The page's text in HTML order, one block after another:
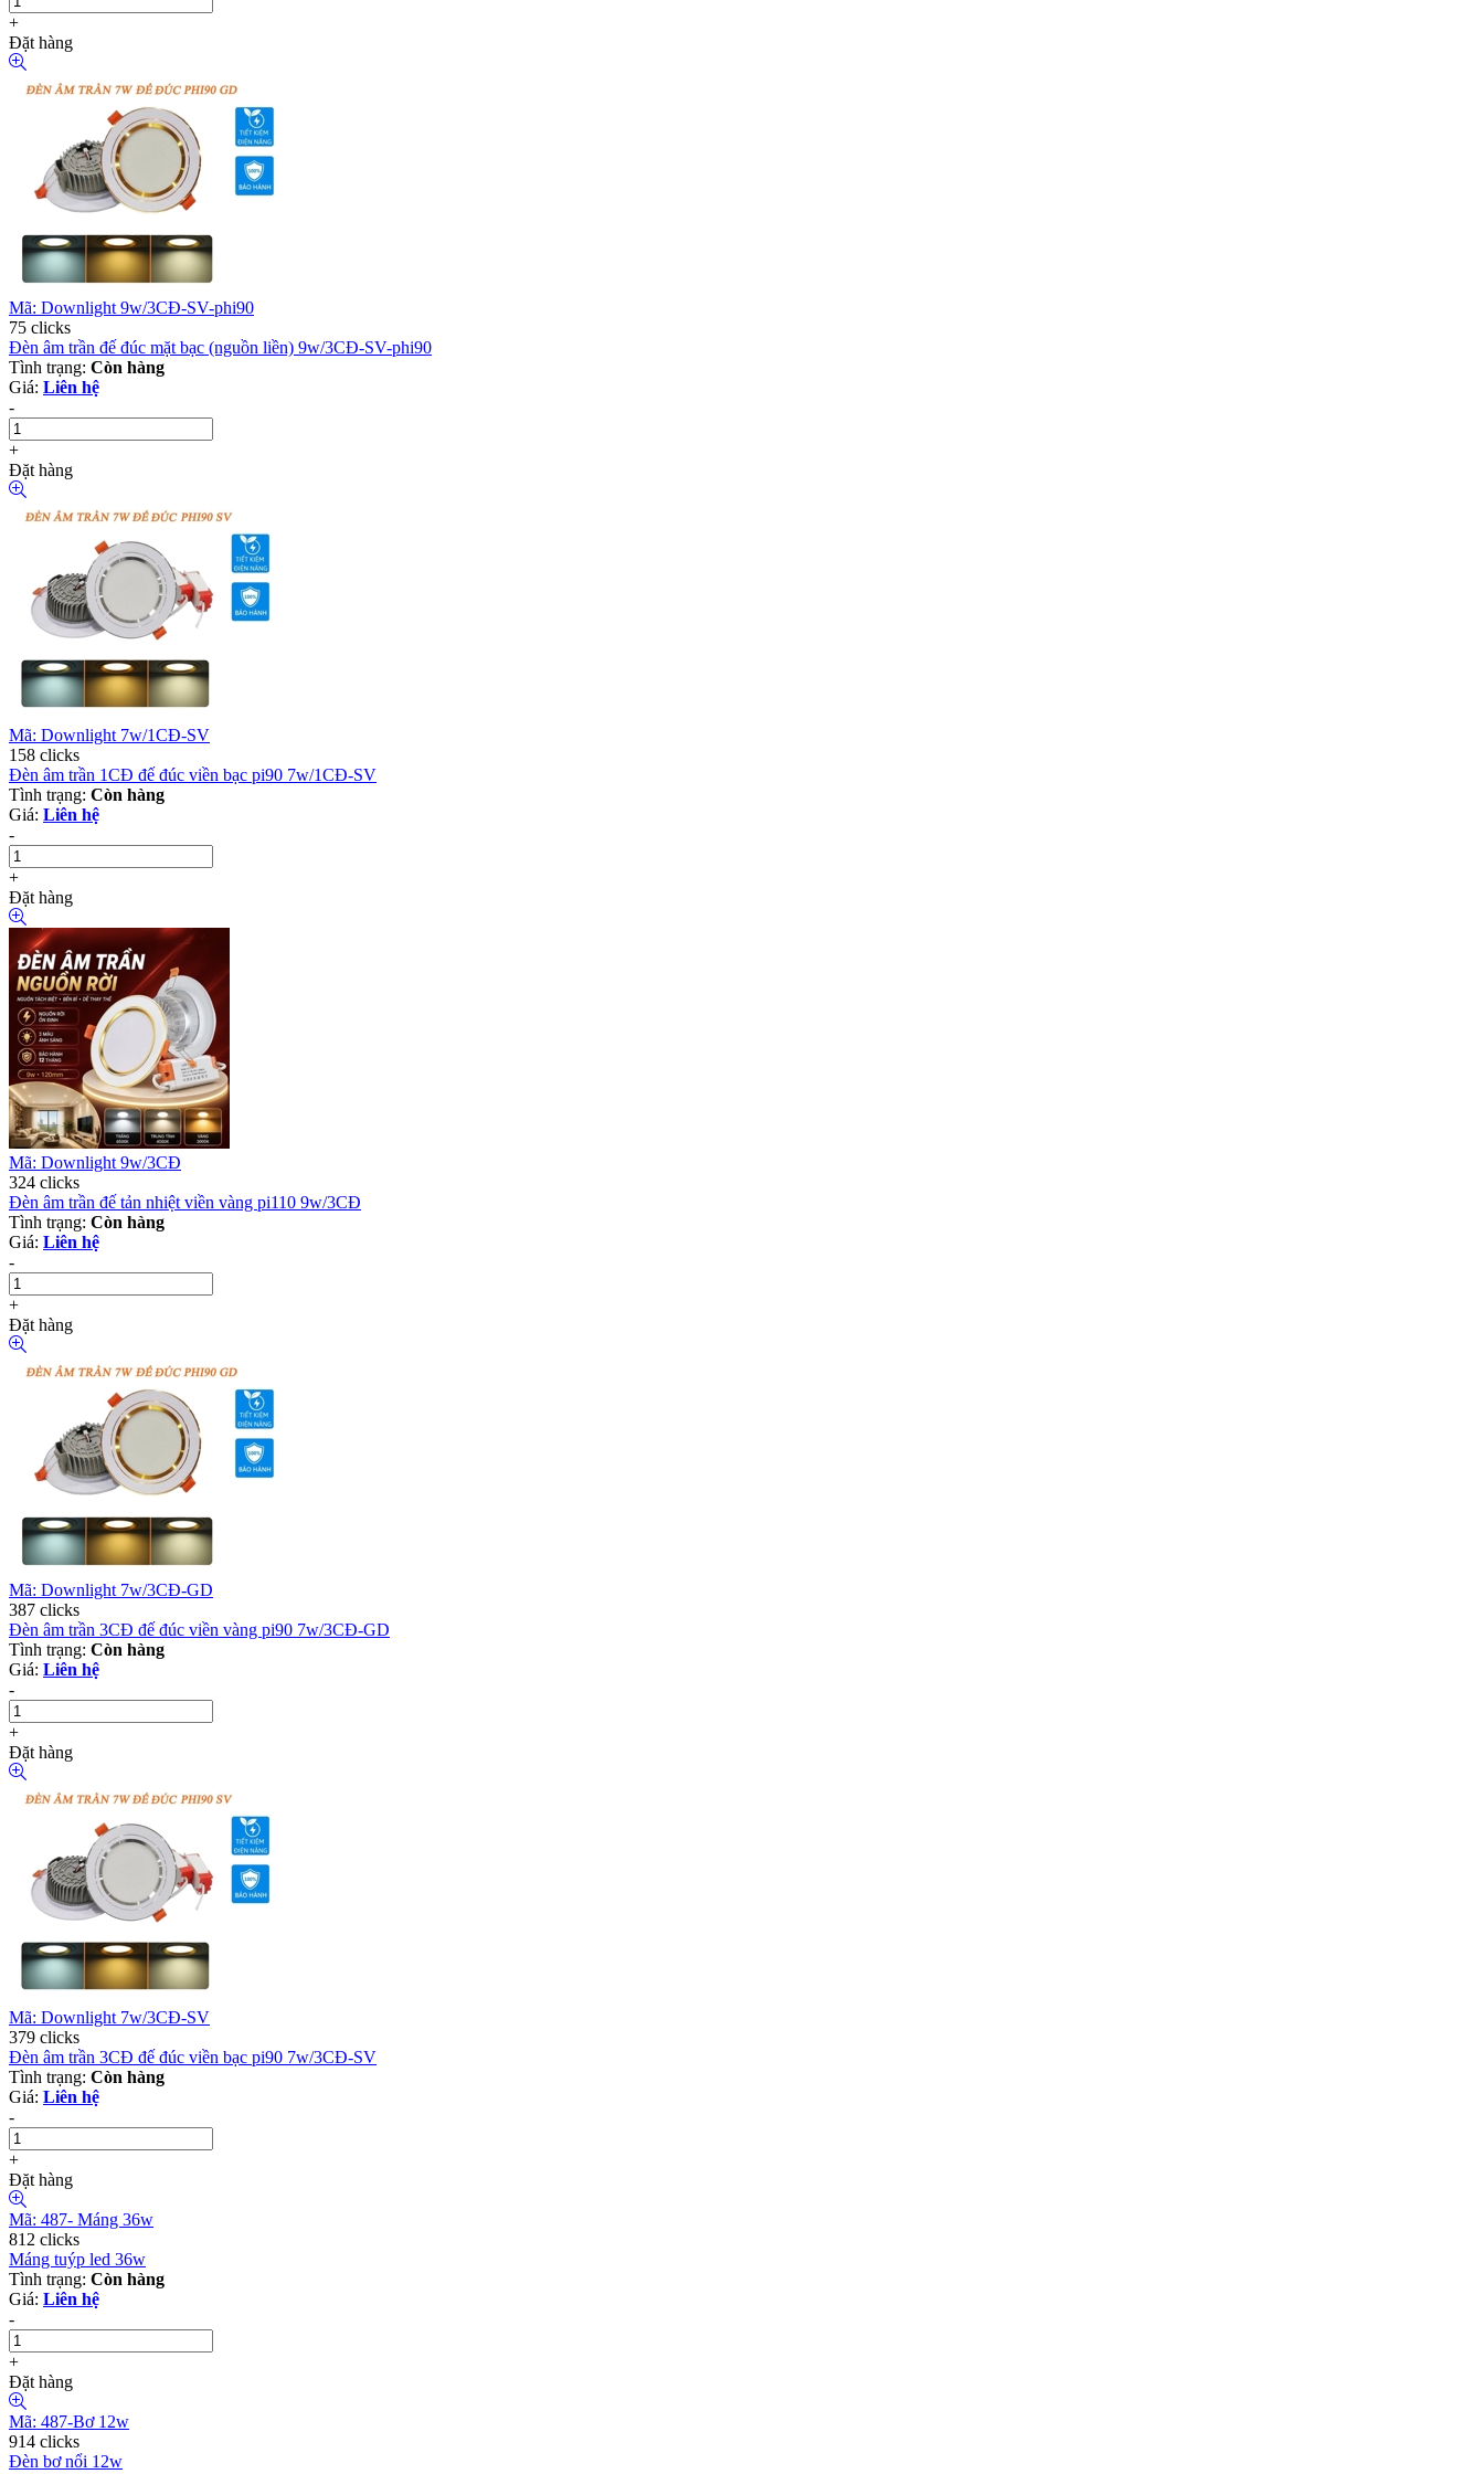
+
Đặt hàng
Mã: Downlight 9w/3CĐ-SV-phi90
75 clicks
Đèn âm trần đế đúc mặt bạc (nguồn liền) 9w/3CĐ-SV-phi90
Tình trạng: Còn hàng
Giá: Liên hệ
-
+
Đặt hàng
Mã: Downlight 7w/1CĐ-SV
158 clicks
Đèn âm trần 1CĐ đế đúc viền bạc pi90 7w/1CĐ-SV
Tình trạng: Còn hàng
Giá: Liên hệ
-
+
Đặt hàng
Mã: Downlight 9w/3CĐ
324 clicks
Đèn âm trần đế tản nhiệt viền vàng pi110 9w/3CĐ
Tình trạng: Còn hàng
Giá: Liên hệ
-
+
Đặt hàng
Mã: Downlight 7w/3CĐ-GD
387 clicks
Đèn âm trần 3CĐ đế đúc viền vàng pi90 7w/3CĐ-GD
Tình trạng: Còn hàng
Giá: Liên hệ
-
+
Đặt hàng
Mã: Downlight 7w/3CĐ-SV
379 clicks
Đèn âm trần 3CĐ đế đúc viền bạc pi90 7w/3CĐ-SV
Tình trạng: Còn hàng
Giá: Liên hệ
-
+
Đặt hàng
Mã: 487- Máng 36w
812 clicks
Máng tuýp led 36w
Tình trạng: Còn hàng
Giá: Liên hệ
-
+
Đặt hàng
Mã: 487-Bơ 12w
914 clicks
Đèn bơ nổi 12w